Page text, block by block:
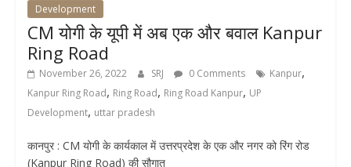
Development
CM योगी के यूपी में अब एक और बवाल Kanpur
Ring Road
November 26, 2022 SRJ 0 Comments Kanpur,
Kanpur Ring Road, Ring Road, Ring Road Kanpur, UP
Development, uttar pradesh
कानपुर : CM योगी के कार्यकाल में उत्तरप्रदेश के एक और नगर को रिंग रोड
(Kanpur Ring Road) की सौगात